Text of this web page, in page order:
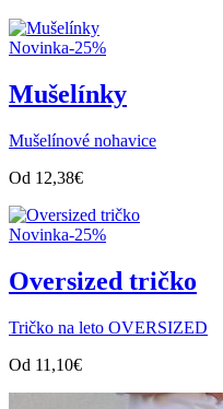
Novinka-25%
Mušelínky
Mušelínové nohavice
Od 12,38€
Novinka-25%
Oversized tričko
Tričko na leto OVERSIZED
Od 11,10€